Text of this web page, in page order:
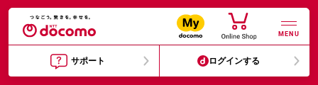
MENU
サポート ログインする